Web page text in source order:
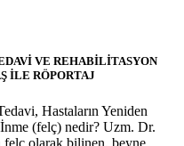
VE REHABİLİTASYON
İLE RÖPORTAJ
Hastaların Yeniden
İnme (felç) nedir? Uzm. Dr.
felç olarak bilinen, beyne